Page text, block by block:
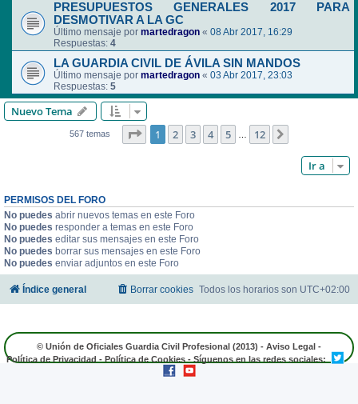
PRESUPUESTOS GENERALES 2017 PARA
DESMOTIVAR A LA GC
Último mensaje por martedragon « 08 Abr 2017, 16:29
Respuestas: 4
LA GUARDIA CIVIL DE ÁVILA SIN MANDOS
Último mensaje por martedragon « 03 Abr 2017, 23:03
Respuestas: 5
Nuevo Tema
567 temas Página de 12
1 2 3 4 5 … 12
Ir a
PERMISOS DEL FORO
No puedes abrir nuevos temas en este Foro
No puedes responder a temas en este Foro
No puedes editar sus mensajes en este Foro
No puedes borrar sus mensajes en este Foro
No puedes enviar adjuntos en este Foro
Índice general Todos los horarios son UTC+02:00
Borrar cookies
© Unión de Oficiales Guardia Civil Profesional (2013) - Aviso Legal -
Política de Privacidad-Política de Cookies- Síguenos en las redes sociales: